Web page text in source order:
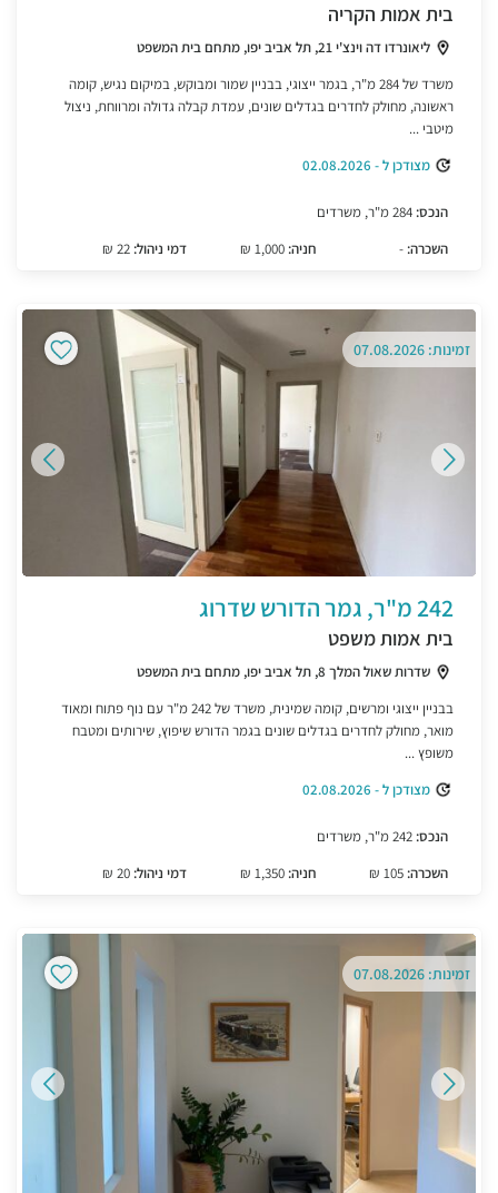
בית אמות הקריה
ליאונרדו דה וינצ'י 21, תל אביב יפו, מתחם בית המשפט
משרד של 284 מ"ר, בגמר ייצוגי, בבניין שמור ומבוקש, במיקום נגיש, קומה
ראשונה, מחולק לחדרים בגדלים שונים, עמדת קבלה גדולה ומרווחת, ניצול
מיטבי ...
מצודכן ל - 02.08.2026
הנכס:
השכרה: - חניה: דמי ניהול: 22 ₪
זמינות: 07.08.2026
242 מ"ר, גמר הדורש שדרוג
בית אמות משפט
שדרות שאול המלך 8, תל אביב יפו, מתחם בית המשפט
בבניין ייצוגי ומרשים, קומה שמינית, משרד של 242 מ"ר עם נוף פתוח ומאוד
מואר, מחולק לחדרים בגדלים שונים בגמר הדורש שיפוץ, שירותים ומטבח
משופץ ...
מצודכן ל - 02.08.2026
הנכס:
השכרה:
חניה: דמי ניהול: 20 ₪
זמינות: 07.08.2026